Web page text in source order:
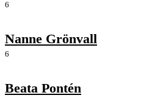
6
Nanne Grönvall
6
Beata Pontén